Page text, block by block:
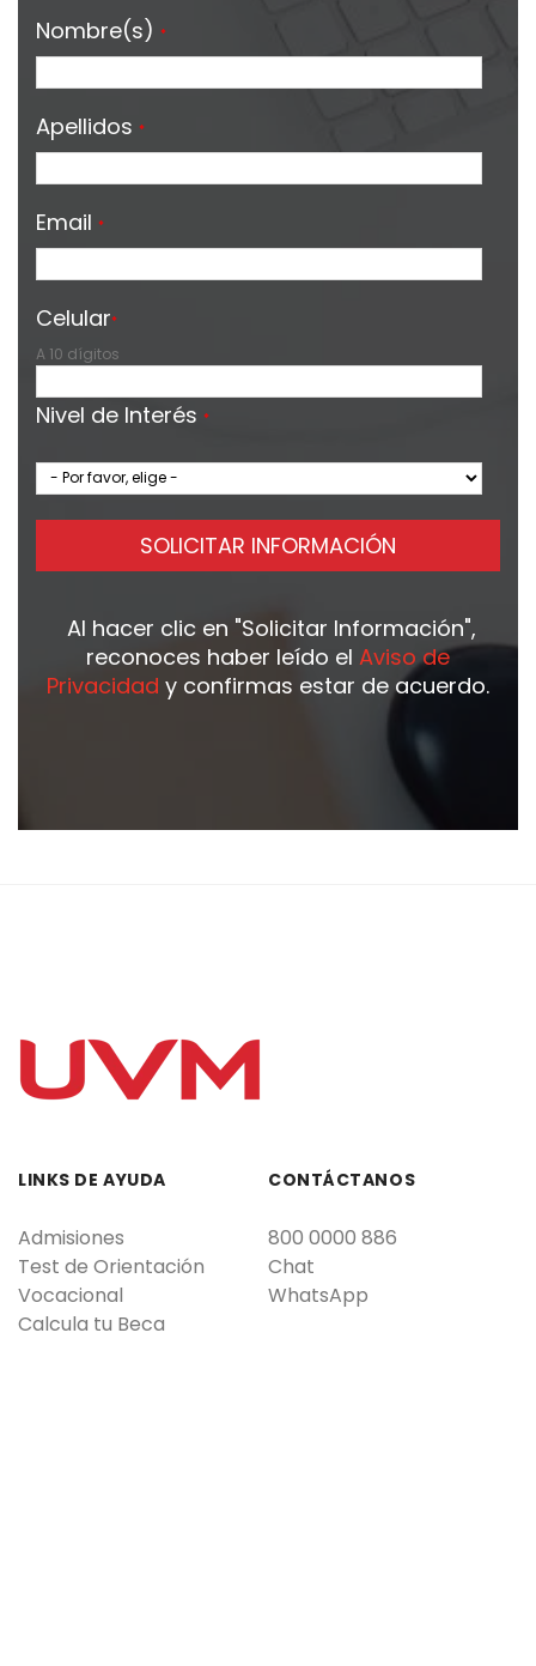
Nombre(s) *
Apellidos *
Email *
Celular*
A 10 dígitos
Nivel de Interés *
SOLICITAR INFORMACIÓN
Al hacer clic en "Solicitar Información",
reconoces haber leído el Aviso de
Privacidad y confirmas estar de acuerdo.
LINKS DE AYUDA
Admisiones
Test de Orientación
Vocacional
Calcula tu Beca
CONTÁCTANOS
800 0000 886
Chat
WhatsApp